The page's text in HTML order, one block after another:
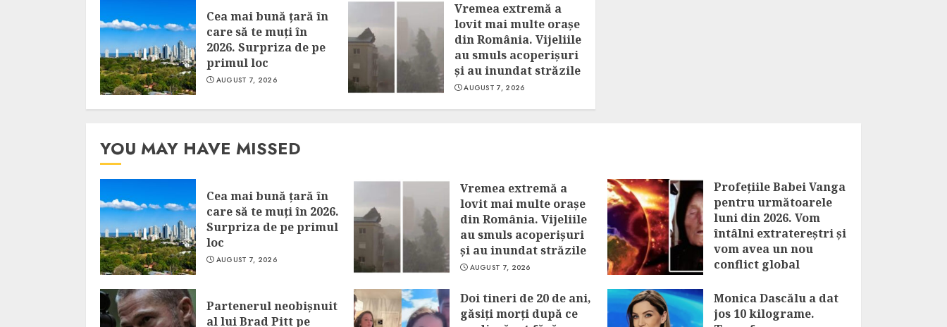
Cea mai bună țară în
care să te muți în
2026. Surpriza de pe
primul loc
AUGUST 7, 2026
Vremea extremă a
lovit mai multe orașe
din România. Vijeliile
au smuls acoperișuri
și au inundat străzile
AUGUST 7, 2026
YOU MAY HAVE MISSED
Cea mai bună țară în
care să te muți în 2026.
Surpriza de pe primul
loc
AUGUST 7, 2026
Vremea extremă a
lovit mai multe orașe
din România. Vijeliile
au smuls acoperișuri
și au inundat străzile
AUGUST 7, 2026
Profețiile Babei Vanga
pentru următoarele
luni din 2026. Vom
întâlni extratereștri și
vom avea un nou
conflict global
Partenerul neobișnuit
al lui Brad Pitt pe
Doi tineri de 20 de ani,
găsiți morți după ce
Monica Dascălu a dat
jos 10 kilograme.